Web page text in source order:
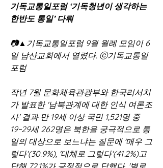
기독교통일포럼 ‘기독청년이 생각하는
한반도 통일’ 다뤄
📷▲기독교통일포럼 9월 월례 모임이 6
일 남산교회에서 열렸다. ⓒ기독교통일
포럼
작년 7월 문화체육관광부와 한국리서치
가 발표한 '남북관계에 대한 인식 여론조
사' 결과 만 19세 이상 국민 1,521명 중
19~29세 262명은 북한을 궁극적으로 통
일의 대상으로 보느냐는 질문에 '매우 그
렇다'(30.9%), '대체로 그렇다'(41.2%)고
답해 72.1%가 긍정적으로 답했다. '별로